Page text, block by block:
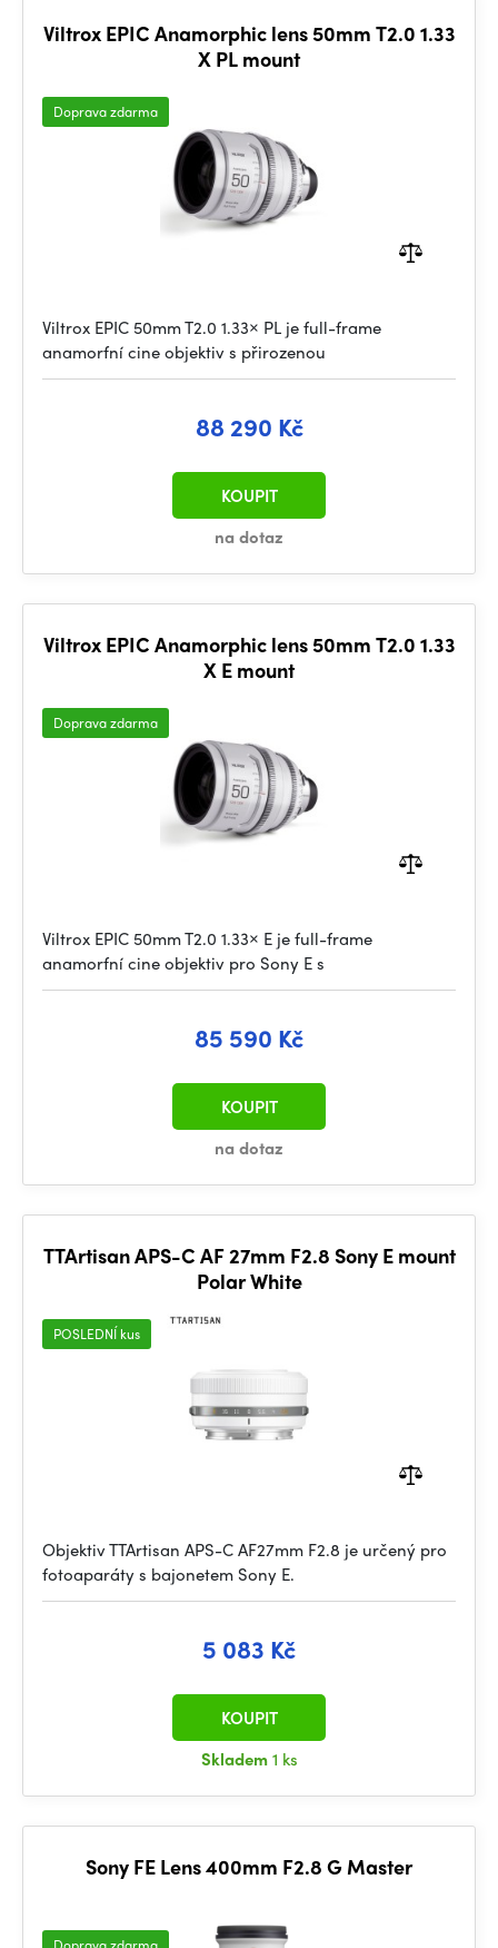
Viltrox EPIC Anamorphic lens 50mm T2.0 1.33
X PL mount
Doprava zdarma
Viltrox EPIC 50mm T2.0 1.33× PL je full-frame
anamorfní cine objektiv s přirozenou
88 290 Kč
na dotaz
KOUPIT
Viltrox EPIC Anamorphic lens 50mm T2.0 1.33
X E mount
Doprava zdarma
Viltrox EPIC 50mm T2.0 1.33× E je full-frame
anamorfní cine objektiv pro Sony E s
85 590 Kč
na dotaz
KOUPIT
TTArtisan APS-C AF 27mm F2.8 Sony E mount
Polar White
POSLEDNÍ kus
Objektiv TTArtisan APS-C AF27mm F2.8 je určený pro
fotoaparáty s bajonetem Sony E.
5 083 Kč
Skladem1 ks
KOUPIT
Sony FE Lens 400mm F2.8 G Master